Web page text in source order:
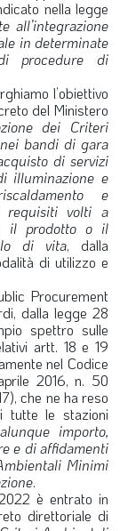
nella legge
all’integrazione
in determinate
procedure di
l’obiettivo
del Ministero
dei Criteri
bandi di gara
di servizi
illuminazione e
e
requisiti volti a
il prodotto o il
di vita, dalla
di utilizzo e
Procurement
dalla legge 28
spettro sulle
artt. 18 e 19
nel Codice
2016, n. 50
che ne ha reso
tutte le stazioni
importo,
e di affidamenti
Minimi
.
è entrato in
direttoriale di